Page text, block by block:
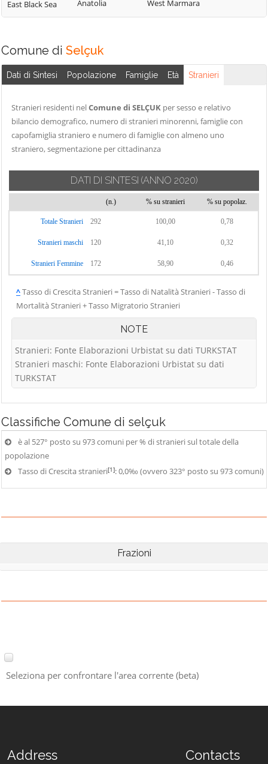
East Black Sea
Anatolia
West Marmara
Comune di Selçuk
Dati di Sintesi Popolazione Famiglie Età Stranieri
Stranieri residenti nelComune di SELÇUK per sesso e relativo
bilancio demografico, numero di stranieri minorenni, famiglie con
capofamiglia straniero e numero di famiglie con almeno uno
straniero, segmentazione per cittadinanza
DATI DI SINTESI (ANNO 2020)
(n.) % su stranieri % su popolaz.
Totale Stranieri 292 100,00 0,78
Stranieri maschi 120 41,10 0,32
Stranieri Femmine 172 58,90 0,46
^Tasso di Crescita Stranieri = Tasso di Natalità Stranieri - Tasso di
Mortalità Stranieri + Tasso Migratorio Stranieri
NOTE
Stranieri: Fonte Elaborazioni Urbistat su dati TURKSTAT
Stranieri maschi: Fonte Elaborazioni Urbistat su dati
TURKSTAT
Classifiche Comune di selçuk
è al 527° posto su 973 comuni per % di stranieri sul totale della
popolazione
Tasso di Crescita stranieri[1]: 0,0‰ (ovvero 323° posto su 973 comuni)
Frazioni
Seleziona per confrontare l'area corrente (beta)
Address Contacts